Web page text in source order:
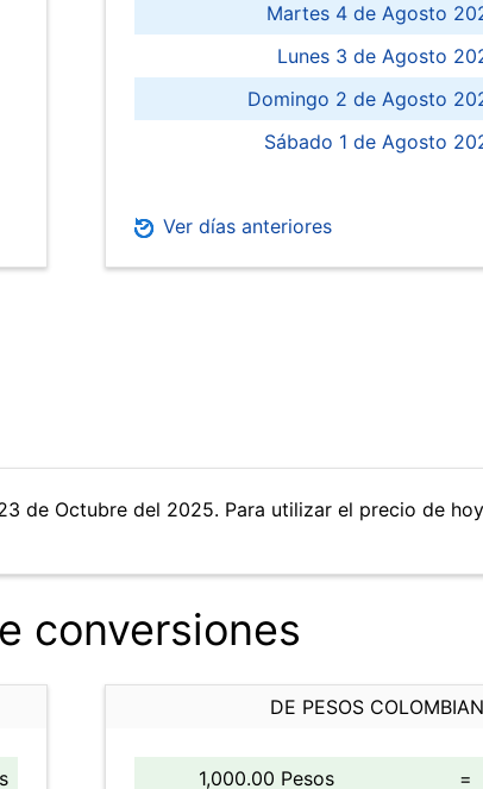
Martes 4 de Agosto
Lunes 3 de Agosto
Domingo 2 de Agosto
Sábado 1 de Agosto
Ver días anteriores
de Octubre del 2025. Para utilizar el precio de
conversiones
DE PESOS
1,000.00 Pesos =